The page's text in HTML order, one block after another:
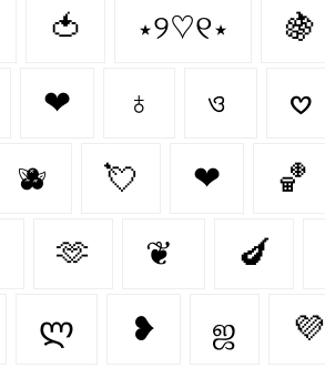
🍅 ⋆୨♡୧⋆ 🍇
❤ ♁ ও 𖹭
🫐 💘 ❤︎‬ 🏀
🫶 ❦ 🍆
ლ ❥ ஜ 💜